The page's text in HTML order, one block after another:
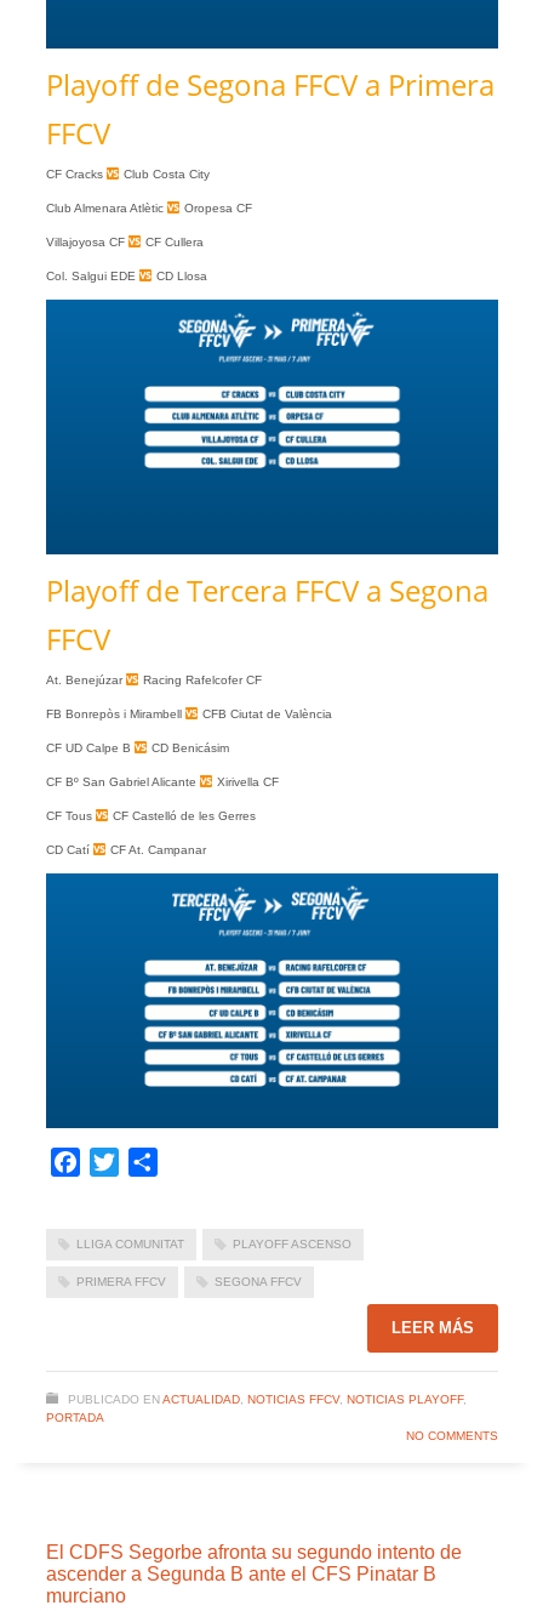
Playoff de Segona FFCV a Primera
FFCV
CF Cracks Club Costa City
Club Almenara Atlètic Oropesa CF
Villajoyosa CF CF Cullera
Col. Salgui EDE CD Llosa
Playoff de Tercera FFCV a Segona
FFCV
At. Benejúzar Racing Rafelcofer CF
FB Bonrepòs i Mirambell CFB Ciutat de València
CF UD Calpe B CD Benicásim
CF Bº San Gabriel Alicante Xirivella CF
CF Tous CF Castelló de les Gerres
CD Catí CF At. Campanar
Facebook
Twitter
LLIGA COMUNITAT PLAYOFF ASCENSO
PRIMERA FFCV SEGONA FFCV
LEER MÁS
PUBLICADO EN ACTUALIDAD, NOTICIAS FFCV, NOTICIAS PLAYOFF,
PORTADA
NO COMMENTS
El CDFS Segorbe afronta su segundo intento de
ascender a Segunda B ante el CFS Pinatar B
murciano